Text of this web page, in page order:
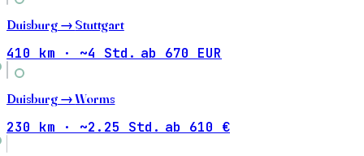
Duisburg → Stuttgart
410 km · ~4 Std. ab 670 EUR
Duisburg →Worms
230 km · ~2.25 Std. ab 610 €